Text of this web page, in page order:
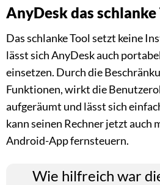
AnyDesk das schlanke
Das schlanke Tool setzt keine
lässt sich AnyDesk auch
einsetzen. Durch die
Funktionen, wirkt die
aufgeräumt und lässt sich
kann seinen Rechner jetzt auch
Android-App fernsteuern.
Wie hilfreich war